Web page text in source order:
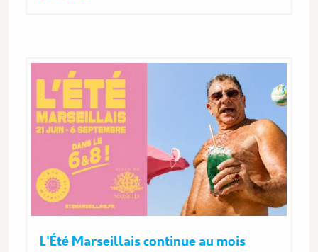
L'Été Marseillais continue au mois